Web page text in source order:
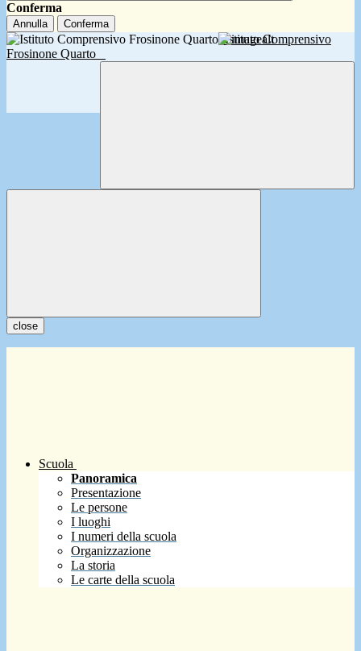
Conferma
Annulla Conferma
Istituto Comprensivo
Frosinone Quarto
close
Scuola
Panoramica
Presentazione
Le persone
I luoghi
I numeri della scuola
Organizzazione
La storia
Le carte della scuola